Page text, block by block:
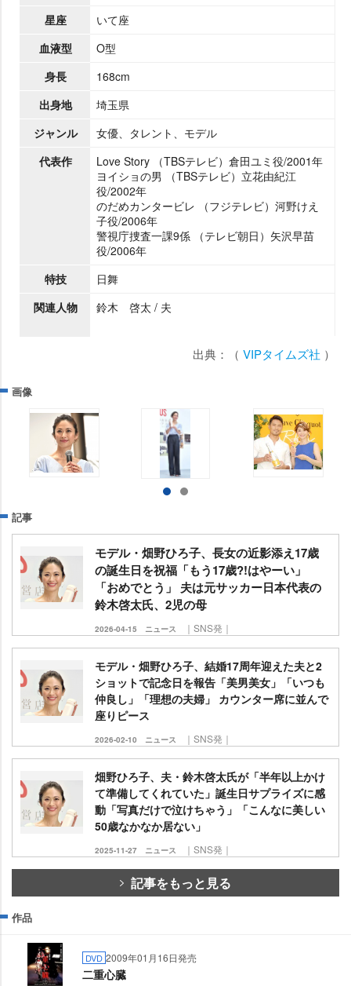
星座
いて座
血液型
O型
身長
168cm
出身地
埼玉県
ジャンル
女優、タレント、モデル
代表作
Love Story （TBSテレビ）倉田ユミ役/2001年
ヨイショの男 （TBSテレビ）立花由紀江
役/2002年
のだめカンタービレ （フジテレビ）河野けえ
子役/2006年
警視庁捜査一課9係 （テレビ朝日）矢沢早苗
役/2006年
特技
日舞
関連人物
鈴木 啓太 / 夫
出典：（ VIPタイムズ社 ）
画像
記事
モデル・畑野ひろ子、長女の近影添え17歳
の誕生日を祝福「もう17歳?!はやーい」
「おめでとう」 夫は元サッカー日本代表の
鈴木啓太氏、2児の母
2026-04-15 ニュース ｜SNS発｜
モデル・畑野ひろ子、結婚17周年迎えた夫と2
ショットで記念日を報告「美男美女」「いつも
仲良し」「理想の夫婦」 カウンター席に並んで
座りピース
2026-02-10 ニュース ｜SNS発｜
畑野ひろ子、夫・鈴木啓太氏が「半年以上かけ
て準備してくれていた」誕生日サプライズに感
動「写真だけで泣けちゃう」「こんなに美しい
50歳なかなか居ない」
2025-11-27 ニュース ｜SNS発｜
記事をもっと見る
作品
DVD 2009年01月16日発売
二重心臓